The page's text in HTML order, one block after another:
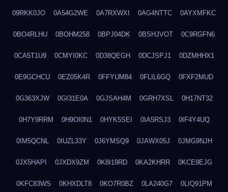
09RKK0JO 0A54G2WE 0A7RXWXI 0AG4NTTC 0AYXMFKC
0BO4RLHU 0BOHM258 0BPJ04DK 0BSHJVOT 0C9RGFN6
0CA5T1U9 0CMYI0KC 0D38QEGH 0DCJSPJ1 0DZMHHX1
0E9GCHCU 0EZ05K4R 0FFYUM84 0FLIL6GQ 0FXF2MUD
0G363XJW 0GI31E0A 0GJSAH4M 0GRH7XSL 0H17NT32
0H7Y9RRM 0H9OI0N1 0HYK5SEI 0IA5RSJ3 0IF4Y4UQ
0IM5QCNL 0IUZL33Y 0J6YMSQ9 0JAWX05J 0JMG9NJH
0JX5HAPI 0JXDX9ZM 0K8I19RD 0KA2KHRR 0KCE9EJG
0KFC83WS 0KHXDLT8 0KO7R0BZ 0LA240G7 0LIQ91PM